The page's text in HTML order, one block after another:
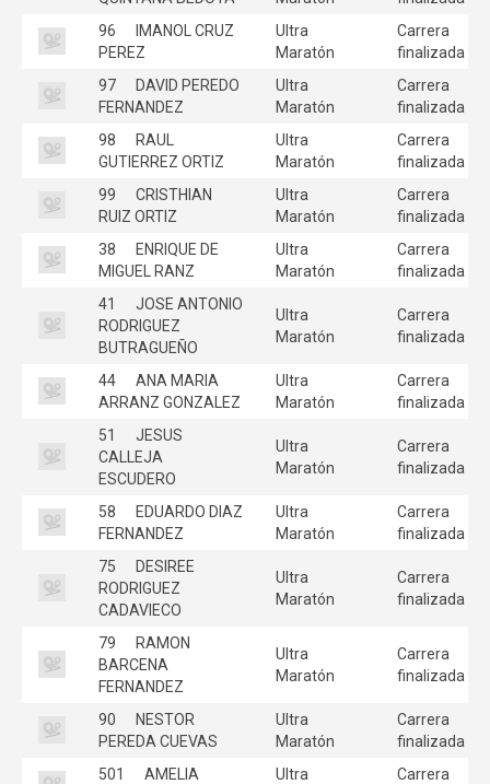
96
IMANOL CRUZ
PEREZ
Ultra
Maratón
Carrera
finalizada
97
DAVID PEREDO
FERNANDEZ
Ultra
Maratón
Carrera
finalizada
98
RAUL
GUTIERREZ ORTIZ
Ultra
Maratón
Carrera
finalizada
99
CRISTHIAN
RUIZ ORTIZ
Ultra
Maratón
Carrera
finalizada
38
ENRIQUE DE
MIGUEL RANZ
Ultra
Maratón
Carrera
finalizada
41
JOSE ANTONIO
RODRIGUEZ
BUTRAGUEÑO
Ultra
Maratón
Carrera
finalizada
44
ANA MARIA
ARRANZ GONZALEZ
Ultra
Maratón
Carrera
finalizada
51
JESUS
CALLEJA
ESCUDERO
Ultra
Maratón
Carrera
finalizada
58
EDUARDO DIAZ
FERNANDEZ
Ultra
Maratón
Carrera
finalizada
75
DESIREE
RODRIGUEZ
CADAVIECO
Ultra
Maratón
Carrera
finalizada
79
RAMON
BARCENA
FERNANDEZ
Ultra
Maratón
Carrera
finalizada
90
NESTOR
PEREDA CUEVAS
Ultra
Maratón
Carrera
finalizada
501
AMELIA
Ultra
Carrera